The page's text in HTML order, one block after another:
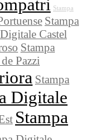
Stampa
Stampa
Castel
Stampa
Pazzi
Stampa
Digitale
Stampa